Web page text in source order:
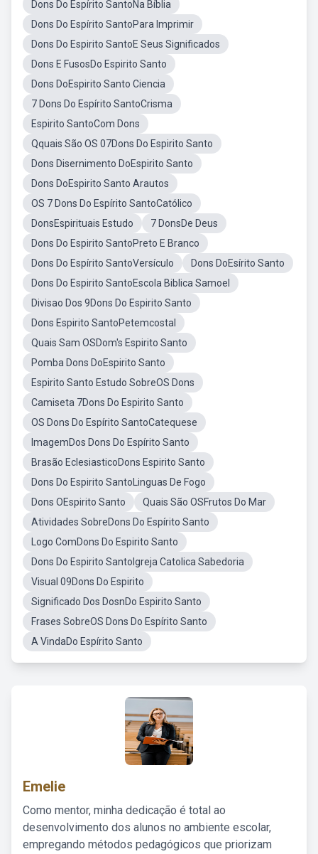
Dons Do Espírito SantoNa Bíblia
Dons Do Espírito SantoPara Imprimir
Dons Do Espirito SantoE Seus Significados
Dons E FusosDo Espirito Santo
Dons DoEspirito Santo Ciencia
7 Dons Do Espírito SantoCrisma
Espirito SantoCom Dons
Qquais São OS 07Dons Do Espirito Santo
Dons Disernimento DoEspirito Santo
Dons DoEspirito Santo Arautos
OS 7 Dons Do Espírito SantoCatólico
DonsEspirituais Estudo
7 DonsDe Deus
Dons Do Espirito SantoPreto E Branco
Dons Do Espírito SantoVersículo
Dons DoEsírito Santo
Dons Do Espirito SantoEscola Biblica Samoel
Divisao Dos 9Dons Do Espirito Santo
Dons Espirito SantoPetemcostal
Quais Sam OSDom's Espirito Santo
Pomba Dons DoEspirito Santo
Espirito Santo Estudo SobreOS Dons
Camiseta 7Dons Do Espirito Santo
OS Dons Do Espírito SantoCatequese
ImagemDos Dons Do Espírito Santo
Brasão EclesiasticoDons Espirito Santo
Dons Do Espirito SantoLinguas De Fogo
Dons OEspirito Santo
Quais São OSFrutos Do Mar
Atividades SobreDons Do Espírito Santo
Logo ComDons Do Espirito Santo
Dons Do Espirito SantoIgreja Catolica Sabedoria
Visual 09Dons Do Espirito
Significado Dos DosnDo Espirito Santo
Frases SobreOS Dons Do Espírito Santo
A VindaDo Espírito Santo
Emelie
Como mentor, minha dedicação é total ao
desenvolvimento dos alunos no ambiente escolar,
empregando métodos pedagógicos que priorizam